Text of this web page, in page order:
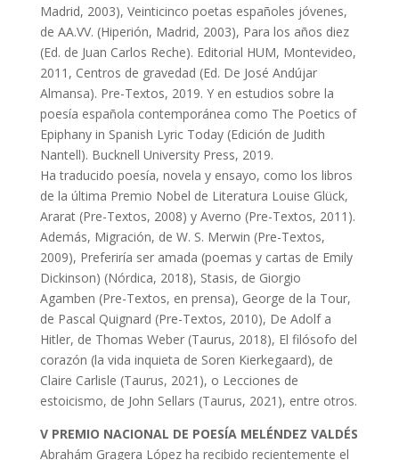
Madrid, 2003), Veinticinco poetas españoles jóvenes,
de AA.VV. (Hiperión, Madrid, 2003), Para los años diez
(Ed. de Juan Carlos Reche). Editorial HUM, Montevideo,
2011, Centros de gravedad (Ed. De José Andújar
Almansa). Pre-Textos, 2019. Y en estudios sobre la
poesía española contemporánea como The Poetics of
Epiphany in Spanish Lyric Today (Edición de Judith
Nantell). Bucknell University Press, 2019.
Ha traducido poesía, novela y ensayo, como los libros
de la última Premio Nobel de Literatura Louise Glück,
Ararat (Pre-Textos, 2008) y Averno (Pre-Textos, 2011).
Además, Migración, de W. S. Merwin (Pre-Textos,
2009), Preferiría ser amada (poemas y cartas de Emily
Dickinson) (Nórdica, 2018), Stasis, de Giorgio
Agamben (Pre-Textos, en prensa), George de la Tour,
de Pascal Quignard (Pre-Textos, 2010), De Adolf a
Hitler, de Thomas Weber (Taurus, 2018), El filósofo del
corazón (la vida inquieta de Soren Kierkegaard), de
Claire Carlisle (Taurus, 2021), o Lecciones de
estoicismo, de John Sellars (Taurus, 2021), entre otros.
V PREMIO NACIONAL DE POESÍA MELÉNDEZ VALDÉS
Abrahám Gragera López ha recibido recientemente el